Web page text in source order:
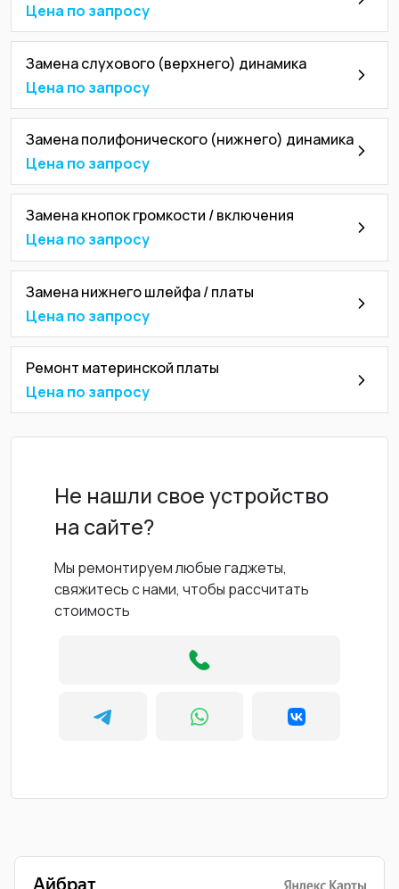
Цена по запросу
Замена слухового (верхнего) динамика
Цена по запросу
Замена полифонического (нижнего) динамика
Цена по запросу
Замена кнопок громкости / включения
Цена по запросу
Замена нижнего шлейфа / платы
Цена по запросу
Ремонт материнской платы
Цена по запросу
Не нашли свое устройство
на сайте?
Мы ремонтируем любые гаджеты,
свяжитесь с нами, чтобы рассчитать
стоимость